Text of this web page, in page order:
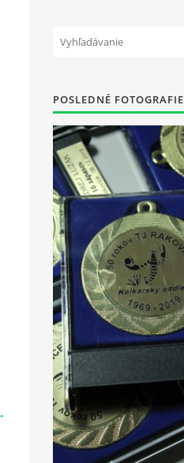
POSLEDNÉ FOTOGRAFIE